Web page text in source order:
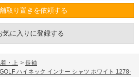
取り置きを依頼する
気に入りに登録する
・上 > 長袖
ハイネック インナー シャツ ホワイト 1278-